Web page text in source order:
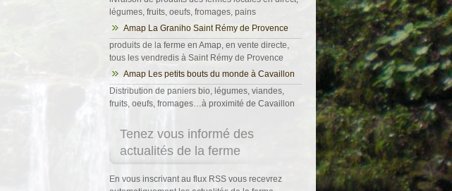
légumes, fruits, oeufs, fromages, pains
Amap La Graniho Saint Rémy de Provence
produits de la ferme en Amap, en vente directe,
tous les vendredis à Saint Rémy de Provence
Amap Les petits bouts du monde à Cavaillon
Distribution de paniers bio, légumes, viandes,
fruits, oeufs, fromages…à proximité de Cavaillon
Tenez vous informé des
actualités de la ferme
En vous inscrivant au flux RSS vous recevrez